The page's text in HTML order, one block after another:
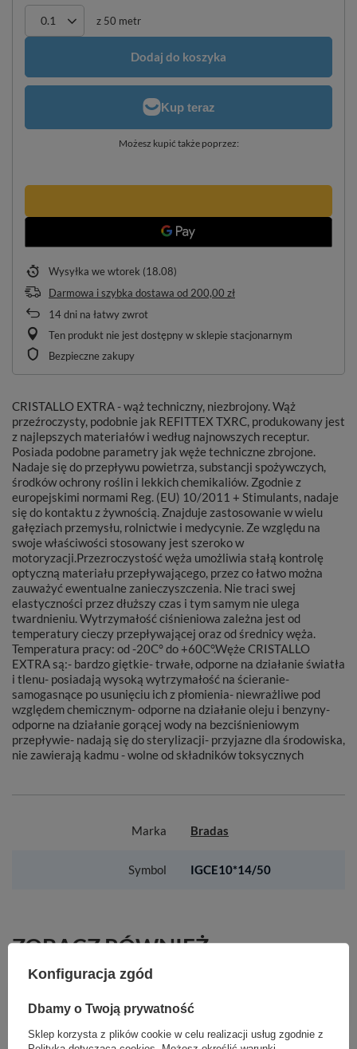
z 50 metr
Dodaj do koszyka
Możesz kupić także poprzez:
Wysyłka we wtorek (18.08)
Darmowa i szybka dostawa od 200,00 zł
14dni na łatwy zwrot
Ten produkt nie jest dostępny w sklepie stacjonarnym
Bezpieczne zakupy
CRISTALLO EXTRA - wąż techniczny, niezbrojony. Wąż
przeźroczysty, podobnie jak REFITTEX TXRC, produkowany jest
z najlepszych materiałów i według najnowszych receptur.
Posiada podobne parametry jak węże techniczne zbrojone.
Nadaje się do przepływu powietrza, substancji spożywczych,
środków ochrony roślin i lekkich chemikaliów. Zgodnie z
europejskimi normami Reg. (EU) 10/2011 + Stimulants, nadaje
się do kontaktu z żywnością. Znajduje zastosowanie w wielu
gałęziach przemysłu, rolnictwie i medycynie. Ze względu na
swoje właściwości stosowany jest szeroko w
motoryzacji.Przezroczystość węża umożliwia stałą kontrolę
optyczną materiału przepływającego, przez co łatwo można
zauważyć ewentualne zanieczyszczenia. Nie traci swej
elastyczności przez dłuższy czas i tym samym nie ulega
twardnieniu. Wytrzymałość ciśnieniowa zależna jest od
temperatury cieczy przepływającej oraz od średnicy węża.
Temperatura pracy: od -20C° do +60C°.Węże CRISTALLO
EXTRA są:- bardzo giętkie- trwałe, odporne na działanie światła
i tlenu- posiadają wysoką wytrzymałość na ścieranie-
samogasnące po usunięciu ich z płomienia- niewrażliwe pod
względem chemicznym- odporne na działanie oleju i benzyny-
odporne na działanie gorącej wody na bezciśnieniowym
przepływie- nadają się do sterylizacji- przyjazne dla środowiska,
nie zawierają kadmu - wolne od składników toksycznych
Marka Bradas
Symbol IGCE10*14/50
ZOBACZ RÓWNIEŻ
2,44 zł /0.1metr
Konfiguracja zgód
Dbamy o Twoją prywatność
Sklep korzysta z plików cookie w celu realizacji usług zgodnie z